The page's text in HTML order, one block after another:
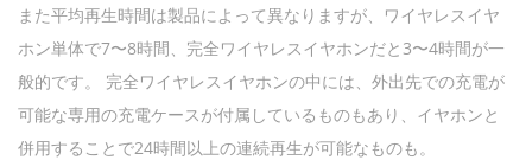
また平均再生時間は製品によって異なりますが、ワイヤレスイヤ
ホン単体で7〜8時間、完全ワイヤレスイヤホンだと3〜4時間が一
般的です。 完全ワイヤレスイヤホンの中には、外出先での充電が
可能な専用の充電ケースが付属しているものもあり、イヤホンと
併用することで24時間以上の連続再生が可能なものも。